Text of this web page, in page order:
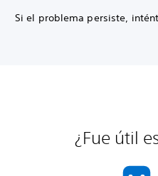
Si el problema persiste,
¿Fue útil